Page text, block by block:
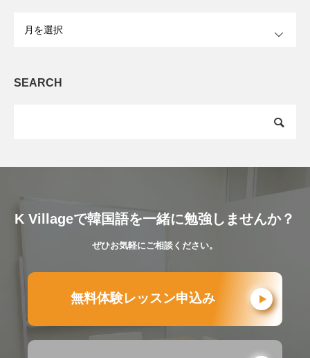
SEARCH
K Villageで韓国語を一緒に勉強しませんか？
ぜひお気軽にご相談ください。
無料体験レッスン申込み